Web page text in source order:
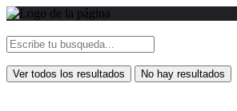
Ver todos los resultados No hay resultados